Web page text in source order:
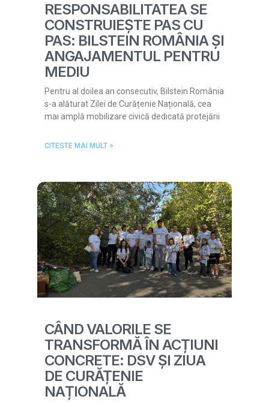
RESPONSABILITATEA SE
CONSTRUIEȘTE PAS CU
PAS: BILSTEIN ROMÂNIA ȘI
ANGAJAMENTUL PENTRU
MEDIU
Pentru al doilea an consecutiv, Bilstein România
s-a alăturat Zilei de Curățenie Națională, cea
mai amplă mobilizare civică dedicată protejării
CITESTE MAI MULT >
CÂND VALORILE SE
TRANSFORMĂ ÎN ACȚIUNI
CONCRETE: DSV ȘI ZIUA
DE CURĂȚENIE
NAȚIONALĂ